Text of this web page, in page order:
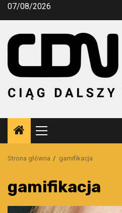
Przejdź
07/08/2026
Menu
główne
Strona główna gamifikacja
gamifikacja